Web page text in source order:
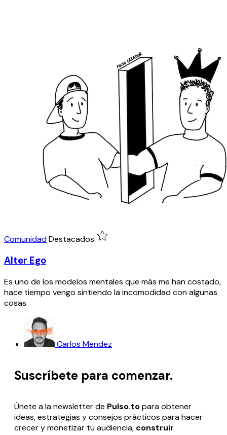
ComunidadDestacados
Alter Ego
Es uno de los modelos mentales que más me han costado,
hace tiempo vengo sintiendo la incomodidad con algunas
cosas
Carlos Mendez
Suscríbete para comenzar.
Únete a la newsletter de Pulso.topara obtener
ideas, estrategias y consejos prácticos para hacer
crecery monetizar tu audiencia, construir